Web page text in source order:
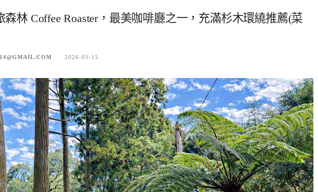
森林 Coffee Roaster，最美咖啡廳之一，充滿杉木環繞推薦(菜
2026-05-15